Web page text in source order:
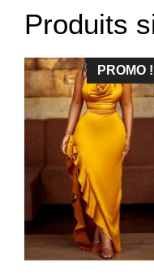
Produits
PROMO !